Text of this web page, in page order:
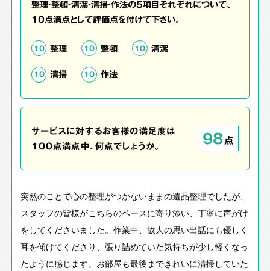
整理・整頓・清潔・清掃・作法の5項目それぞれについて、
10点満点として評価点を付けて下さい。
10 整理 10 整頓 10 清潔
10 清掃 10 作法
サービスに対するお客様の満足度は
100点満点中、何点でしょうか。
98点
突然のことで心の整理がつかないままの遺品整理でしたが、
スタッフの皆様がこちらのペースに寄り添い、丁寧に声がけ
をしてくださいました。作業中、故人の思い出話にも優しく
耳を傾けてくださり、張り詰めていた気持ちが少し軽くなっ
たように感じます。お部屋も最後まできれいに清掃していた